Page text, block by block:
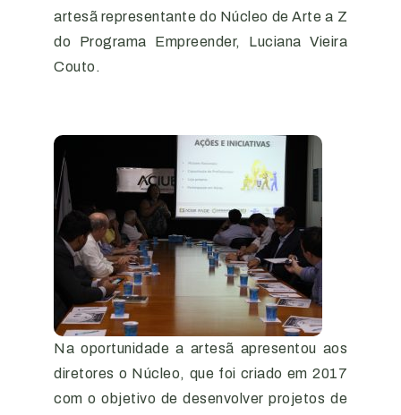
artesã representante do Núcleo de Arte a Z
do Programa Empreender, Luciana Vieira
Couto.
Na oportunidade a artesã apresentou aos
diretores o Núcleo, que foi criado em 2017
com o objetivo de desenvolver projetos de